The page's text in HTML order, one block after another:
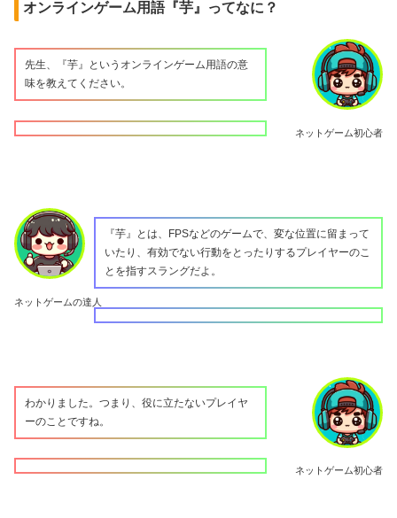
オンラインゲーム用語『芋』ってなに？
ネットゲーム初心者
先生、『芋』というオンラインゲーム用語の意
味を教えてください。
ネットゲームの達人
『芋』とは、FPSなどのゲームで、変な位置に留まって
いたり、有効でない行動をとったりするプレイヤーのこ
とを指すスラングだよ。
ネットゲーム初心者
わかりました。つまり、役に立たないプレイヤ
ーのことですね。